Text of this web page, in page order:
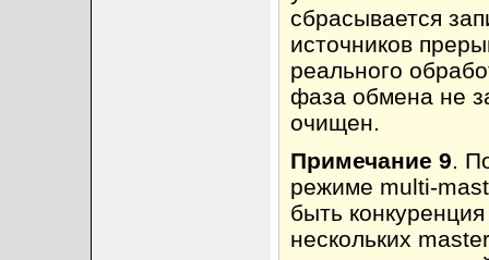
сбрасывается
источников
реального
фаза обмена не
очищен.
Примечание 9.
режиме multi-
быть
нескольких